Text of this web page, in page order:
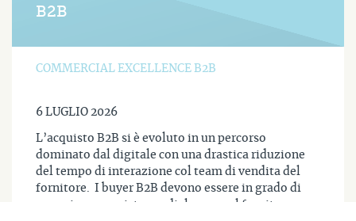
B2B
COMMERCIAL EXCELLENCE B2B
6 LUGLIO 2026
L’acquisto B2B si è evoluto in un percorso
dominato dal digitale con una drastica riduzione
del tempo di interazione col team di vendita del
fornitore. I buyer B2B devono essere in grado di
negoziare, acquistare e dialogare col fornitore